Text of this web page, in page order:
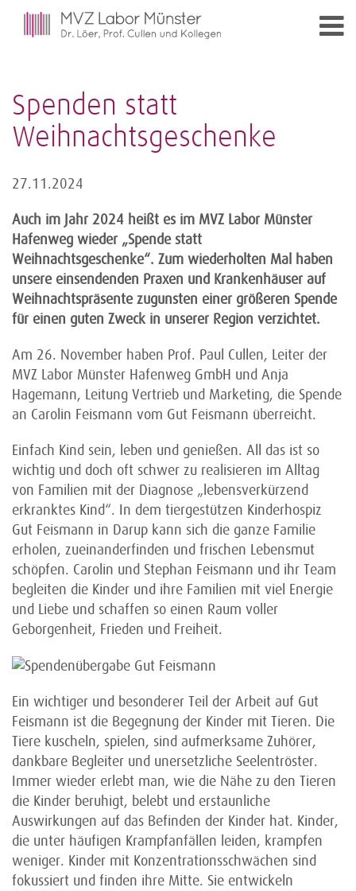
Spenden statt
Weihnachtsgeschenke
27.11.2024
Auch im Jahr 2024 heißt es im MVZ Labor Münster
Hafenweg wieder „Spende statt
Weihnachtsgeschenke“. Zum wiederholten Mal haben
unsere einsendenden Praxen und Krankenhäuser auf
Weihnachtspräsente zugunsten einer größeren Spende
für einen guten Zweck in unserer Region verzichtet.
Am 26. November haben Prof. Paul Cullen, Leiter der
MVZ Labor Münster Hafenweg GmbH und Anja
Hagemann, Leitung Vertrieb und Marketing, die Spende
an Carolin Feismann vom Gut Feismann überreicht.
Einfach Kind sein, leben und genießen. All das ist so
wichtig und doch oft schwer zu realisieren im Alltag
von Familien mit der Diagnose „lebensverkürzend
erkranktes Kind“. In dem tiergestützen Kinderhospiz
Gut Feismann in Darup kann sich die ganze Familie
erholen, zueinanderfinden und frischen Lebensmut
schöpfen. Carolin und Stephan Feismann und ihr Team
begleiten die Kinder und ihre Familien mit viel Energie
und Liebe und schaffen so einen Raum voller
Geborgenheit, Frieden und Freiheit.
Ein wichtiger und besonderer Teil der Arbeit auf Gut
Feismann ist die Begegnung der Kinder mit Tieren. Die
Tiere kuscheln, spielen, sind aufmerksame Zuhörer,
dankbare Begleiter und unersetzliche Seelentröster.
Immer wieder erlebt man, wie die Nähe zu den Tieren
die Kinder beruhigt, belebt und erstaunliche
Auswirkungen auf das Befinden der Kinder hat. Kinder,
die unter häufigen Krampfanfällen leiden, krampfen
weniger. Kinder mit Konzentrationsschwächen sind
fokussiert und finden ihre Mitte. Sie entwickeln